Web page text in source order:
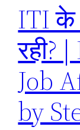
ITI के
रही?
Job
by